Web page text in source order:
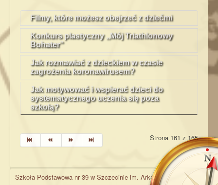
Filmy, które możesz obejrzeć z dziećmi
Konkurs plastyczny ,,Mój Triathlonowy
Bohater”
Jak rozmawiać z dzieckiem w czasie
zagrożenia koronawirusem?
Jak motywować i wspierać dzieci do
systematycznego uczenia się poza
szkołą?
Strona 161 z 165
Szkoła Podstawowa nr 39 w Szczecinie im. Arkadego Fiedlera